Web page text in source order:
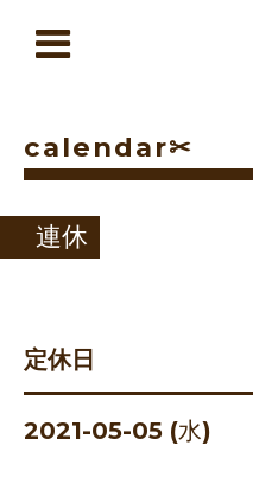
calendar✂︎
連休
定休日
2021-05-05 (水)